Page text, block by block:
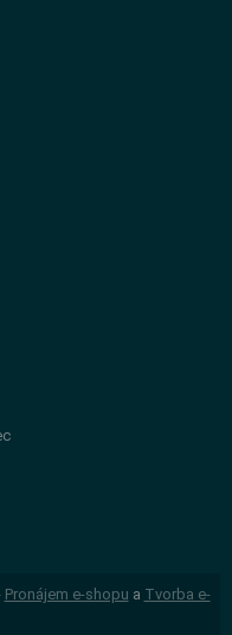
Pronájem e-shopu a Tvorba e-